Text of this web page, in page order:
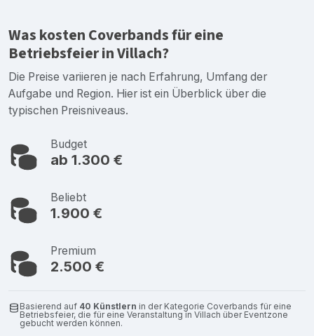
Was kosten Coverbands für eine
Betriebsfeier in Villach?
Die Preise variieren je nach Erfahrung, Umfang der
Aufgabe und Region. Hier ist ein Überblick über die
typischen Preisniveaus.
Budget
ab 1.300 €
Beliebt
1.900 €
Premium
2.500 €
Basierend auf 40 Künstlern in der Kategorie Coverbands für eine
Betriebsfeier, die für eine Veranstaltung in Villach über Eventzone
gebucht werden können.